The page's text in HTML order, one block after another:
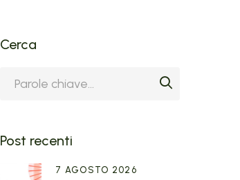
Cerca
Post recenti
7 AGOSTO 2026